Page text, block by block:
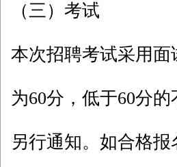
（三）考试
本次招聘考试采用
为60分，低于60分
另行通知。如合格